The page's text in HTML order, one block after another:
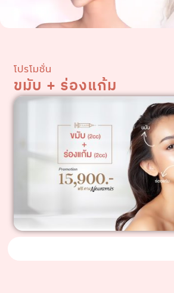
โปรโมชั่น
ขมับ + ร่องแก้ม